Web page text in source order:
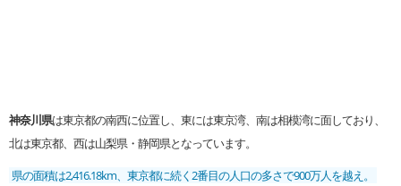
神奈川県は東京都の南西に位置し、東には東京湾、南は相模湾に面しており、
北は東京都、西は山梨県・静岡県となっています。
県の面積は2,416.18km、東京都に続く2番目の人口の多さで900万人を越え。